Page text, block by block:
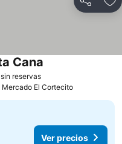
Compartir
reservasVer precios
Cana
Mercado El Cortecito
Ver precios